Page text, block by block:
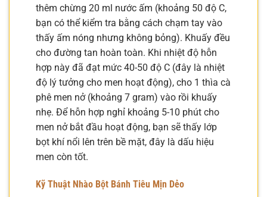
thêm chừng 20 ml nước ấm (khoảng 50 độ C,
bạn có thể kiểm tra bằng cách chạm tay vào
thấy ấm nóng nhưng không bỏng). Khuấy đều
cho đường tan hoàn toàn. Khi nhiệt độ hỗn
hợp này đã đạt mức 40-50 độ C (đây là nhiệt
độ lý tưởng cho men hoạt động), cho 1 thìa cà
phê men nở (khoảng 7 gram) vào rồi khuấy
nhẹ. Để hỗn hợp nghỉ khoảng 5-10 phút cho
men nở bắt đầu hoạt động, bạn sẽ thấy lớp
bọt khí nổi lên trên bề mặt, đây là dấu hiệu
men còn tốt.
Kỹ Thuật Nhào Bột Bánh Tiêu Mịn Dẻo